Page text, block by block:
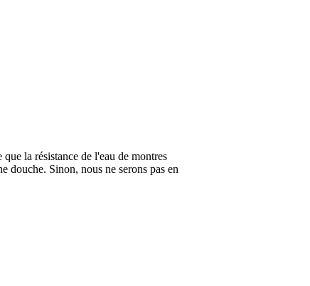
la résistance de l'eau de montres
douche. Sinon, nous ne serons pas en